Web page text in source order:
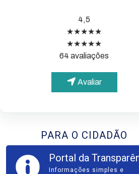
4,5
★★★★★
★★★★★
64 avaliações
Avaliar
PARA O CIDADÃO
Portal da
Informações simples e